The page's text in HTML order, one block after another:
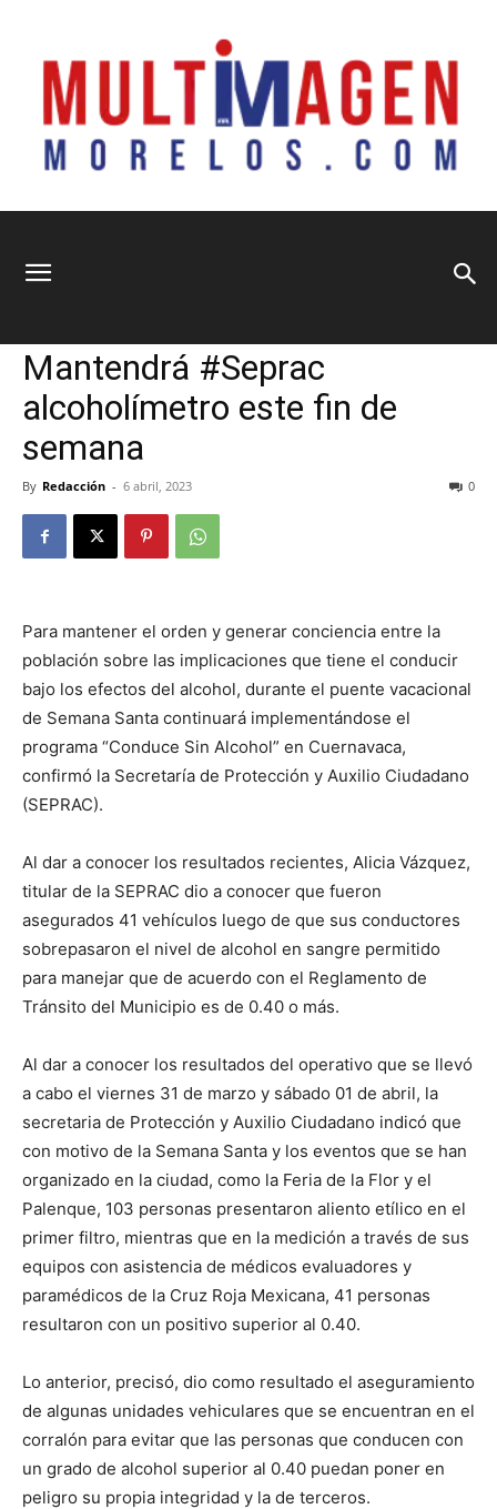
Morelos
Mantendrá #Seprac
alcoholímetro este fin de
semana
By Redacción - 6 abril, 2023 0
Para mantener el orden y generar conciencia entre la
población sobre las implicaciones que tiene el conducir
bajo los efectos del alcohol, durante el puente vacacional
de Semana Santa continuará implementándose el
programa “Conduce Sin Alcohol” en Cuernavaca,
confirmó la Secretaría de Protección y Auxilio Ciudadano
(SEPRAC).
Al dar a conocer los resultados recientes, Alicia Vázquez,
titular de la SEPRAC dio a conocer que fueron
asegurados 41 vehículos luego de que sus conductores
sobrepasaron el nivel de alcohol en sangre permitido
para manejar que de acuerdo con el Reglamento de
Tránsito del Municipio es de 0.40 o más.
Al dar a conocer los resultados del operativo que se llevó
a cabo el viernes 31 de marzo y sábado 01 de abril, la
secretaria de Protección y Auxilio Ciudadano indicó que
con motivo de la Semana Santa y los eventos que se han
organizado en la ciudad, como la Feria de la Flor y el
Palenque, 103 personas presentaron aliento etílico en el
primer filtro, mientras que en la medición a través de sus
equipos con asistencia de médicos evaluadores y
paramédicos de la Cruz Roja Mexicana, 41 personas
resultaron con un positivo superior al 0.40.
Lo anterior, precisó, dio como resultado el aseguramiento
de algunas unidades vehiculares que se encuentran en el
corralón para evitar que las personas que conducen con
un grado de alcohol superior al 0.40 puedan poner en
peligro su propia integridad y la de terceros.